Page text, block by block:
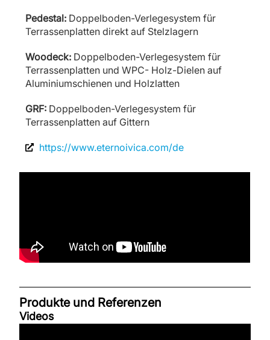
Pedestal: Doppelboden-Verlegesystem für
Terrassenplatten direkt auf Stelzlagern
Woodeck: Doppelboden-Verlegesystem für
Terrassenplatten und WPC- Holz-Dielen auf
Aluminiumschienen und Holzlatten
GRF: Doppelboden-Verlegesystem für
Terrassenplatten auf Gittern
https://www.eternoivica.com/de
Produkte und Referenzen
Videos